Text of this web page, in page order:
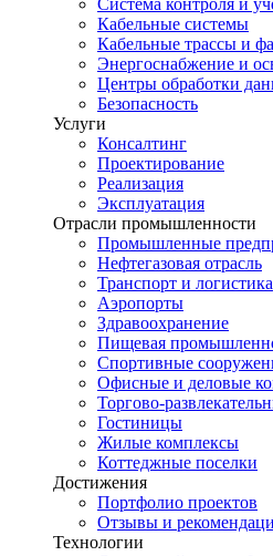
Кабельные системы
Кабельные трассы и
Энергоснабжение и
Центры обработки
Безопасность
Услуги
Консалтинг
Проектирование
Реализация
Эксплуатация
Отрасли промышленности
Промышленные
Нефтегазовая отрасль
Транспорт и логистика
Аэропорты
Здравоохранение
Пищевая
Спортивные
Офисные и деловые
Торгово-
Гостиницы
Жилые комплексы
Коттеджные поселки
Достижения
Портфолио проектов
Отзывы и
Технологии